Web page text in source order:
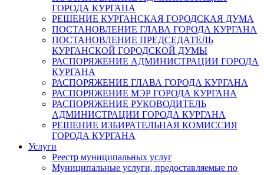
ГОРОДА КУРГАНА
РЕШЕНИЕ КУРГАНСКАЯ ГОРОДСКАЯ ДУМА
ПОСТАНОВЛЕНИЕ ГЛАВА ГОРОДА КУРГАНА
ПОСТАНОВЛЕНИЕ ПРЕДСЕДАТЕЛЬ
КУРГАНСКОЙ ГОРОДСКОЙ ДУМЫ
РАСПОРЯЖЕНИЕ АДМИНИСТРАЦИИ ГОРОДА
КУРГАНА
РАСПОРЯЖЕНИЕ ГЛАВА ГОРОДА КУРГАНА
РАСПОРЯЖЕНИЕ МЭР ГОРОДА КУРГАНА
РАСПОРЯЖЕНИЕ РУКОВОДИТЕЛЬ
АДМИНИСТРАЦИИ ГОРОДА КУРГАНА
РЕШЕНИЕ ИЗБИРАТЕЛЬНАЯ КОМИССИЯ
ГОРОДА КУРГАНА
Услуги
Реестр муниципальных услуг
Муниципальные услуги, предоставляемые по